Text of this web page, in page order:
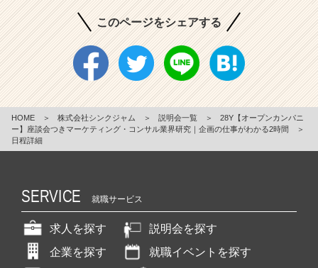
このページをシェアする
HOME ＞ 株式会社シンクジャム ＞ 説明会一覧 ＞
28Y【オープンカンパニ
ー】座談会つきマーケティング・コンサル業界研究｜企画の仕事がわかる2時間
＞
日程詳細
SERVICE 就職サービス
求人を探す
説明会を探す
企業を探す
就職イベントを探す